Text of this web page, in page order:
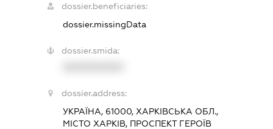
dossier.beneficiaries:
dossier.missingData
dossier.smida:
dossier.address:
УКРАЇНА, 61000, ХАРКІВСЬКА ОБЛ.,
МІСТО ХАРКІВ, ПРОСПЕКТ ГЕРОЇВ